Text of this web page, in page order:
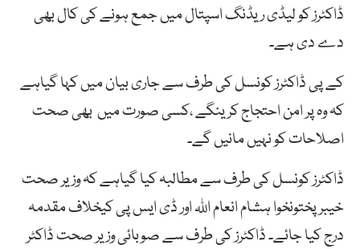
ڈاکٹرز کو لیڈی ریڈنگ اسپتال میں جمع ہونے کی کال بھی
دے دی ہے۔
کے پی ڈاکٹرز کونسل کی طرف سے جاری بیان میں کہا گیاہے
کہ وہ پر امن احتجاج کرینگے ،کسی صورت میں بھی صحت
اصلاحات کو نہیں مانیں گے۔
ڈاکٹرز کونسل کی طرف سے مطالبہ کیا گیاہے کہ وزیر صحت
خیبر پختونخوا ہشام انعام اللہ اور ڈی ایس پی کیخلاف مقدمہ
درج کیا جائے۔ ڈاکٹرز کی طرف سے صوبائی وزیر صحت ڈاکٹر